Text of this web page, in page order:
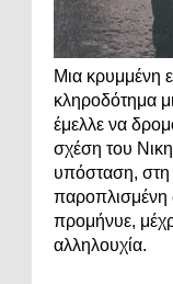
Μια κρυμμένη
κληροδότημα
έμελλε να
σχέση του
υπόσταση, στη
παροπλισμένη
προμήνυε,
αλληλουχία.